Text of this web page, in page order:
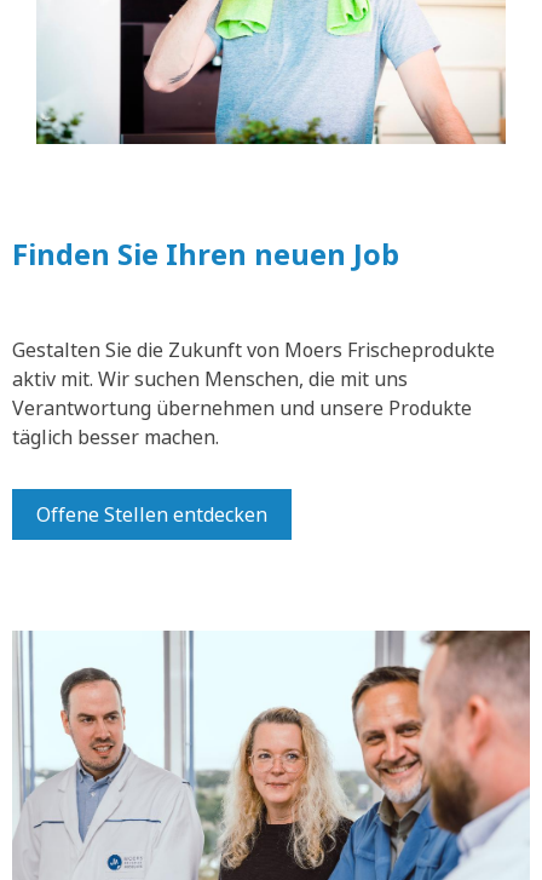
Finden Sie Ihren neuen Job
Gestalten Sie die Zukunft von Moers Frischeprodukte
aktiv mit. Wir suchen Menschen, die mit uns
Verantwortung übernehmen und unsere Produkte
täglich besser machen.
Offene Stellen entdecken